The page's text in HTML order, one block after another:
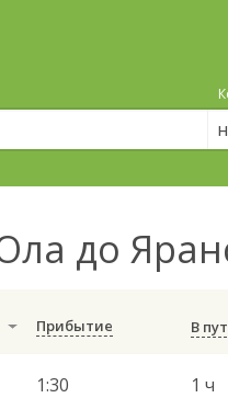
до
Прибытие В
1:30 1 ч